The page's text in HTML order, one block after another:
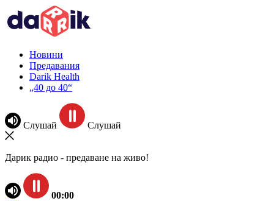
Новини
Предавания
Darik Health
„40 до 40“
Слушай Слушай
Дарик радио - предаване на живо!
00:00